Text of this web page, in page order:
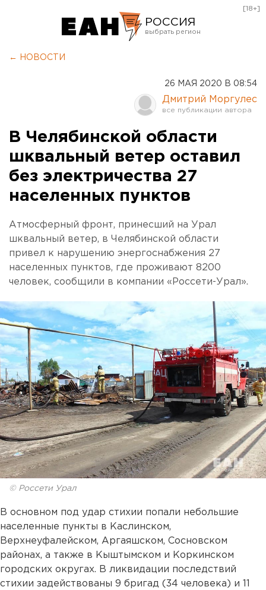
РОССИЯ
Оренбург
[18+]
← НОВОСТИ
26 МАЯ 2020 В 08:54
Дмитрий Моргулес
В Челябинской области
шквальный ветер оставил
без электричества 27
населенных пунктов
Атмосферный фронт, принесший на Урал
шквальный ветер, в Челябинской области
привел к нарушению энергоснабжения 27
населенных пунктов, где проживают 8200
человек, сообщили в компании «Россети-Урал».
© Россети Урал
В основном под удар стихии попали небольшие
населенные пункты в Каслинском,
Верхнеуфалейском, Аргаяшском, Сосновском
районах, а также в Кыштымском и Коркинском
городских округах. В ликвидации последствий
стихии задействованы 9 бригад (34 человека) и 11